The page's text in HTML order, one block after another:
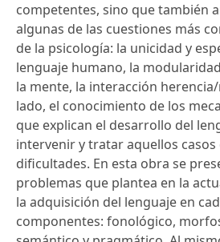
competentes, sino que también
algunas de las cuestiones más
de la psicología: la unicidad y
lenguaje humano, la
la mente, la interacción
lado, el conocimiento de los
que explican el desarrollo del
intervenir y tratar aquellos
dificultades. En esta obra se
problemas que plantea en la
la adquisición del lenguaje en
componentes: fonológico,